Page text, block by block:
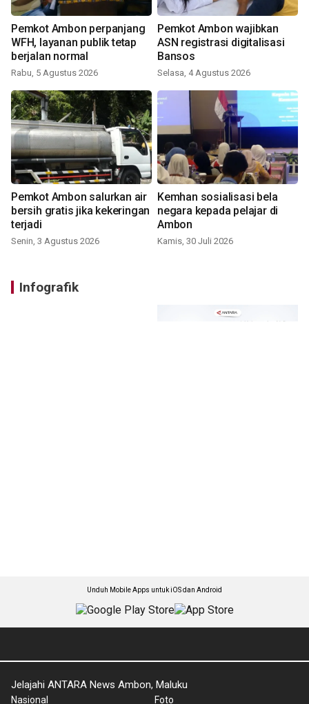
Pemkot Ambon perpanjang
WFH, layanan publik tetap
berjalan normal
Rabu, 5 Agustus 2026
Pemkot Ambon wajibkan
ASN registrasi digitalisasi
Bansos
Selasa, 4 Agustus 2026
Pemkot Ambon salurkan air
bersih gratis jika kekeringan
terjadi
Senin, 3 Agustus 2026
Kemhan sosialisasi bela
negara kepada pelajar di
Ambon
Kamis, 30 Juli 2026
Infografik
Unduh Mobile Apps untuk iOS dan Android
Jelajahi ANTARA News Ambon, Maluku
Nasional Foto